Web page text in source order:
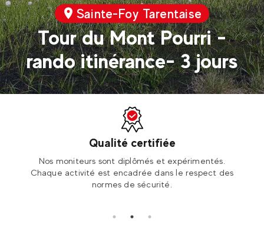
Sainte-Foy Tarentaise
Tour du Mont Pourri -
rando itinérance- 3 jours
Qualité certifiée
Nos moniteurs sont diplômés et expérimentés.
Chaque activité est encadrée dans le respect des
normes de sécurité.